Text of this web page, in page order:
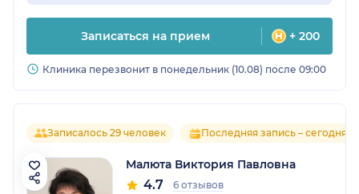
Записаться на прием + 200
Клиника перезвонит в понедельник (10.08) после 09:00
Записалось 29 человек Последняя запись – сегодня
Малюта Виктория Павловна
4.7 6 отзывов